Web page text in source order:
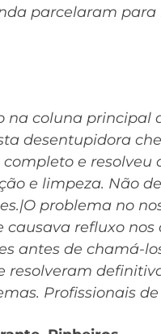
parcelaram
na coluna principal
desentupidora
e resolveu
e limpeza. Não
problema no
refluxo
antes de chamá-
Profissionais de